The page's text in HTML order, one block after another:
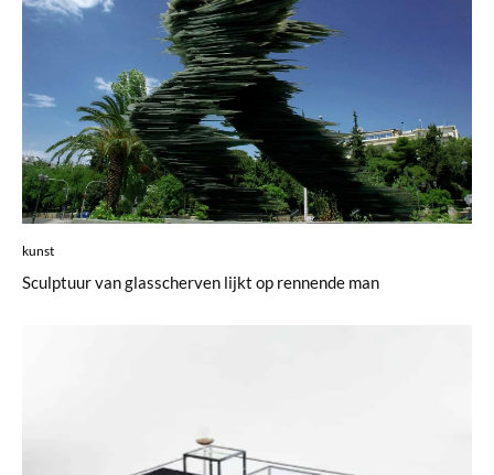
kunst
Sculptuur van glasscherven lijkt op rennende man